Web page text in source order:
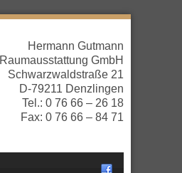
Hermann Gutmann
Raumausstattung GmbH
Schwarzwaldstraße 21
D-79211 Denzlingen
Tel.: 0 76 66 – 26 18
Fax: 0 76 66 – 84 71